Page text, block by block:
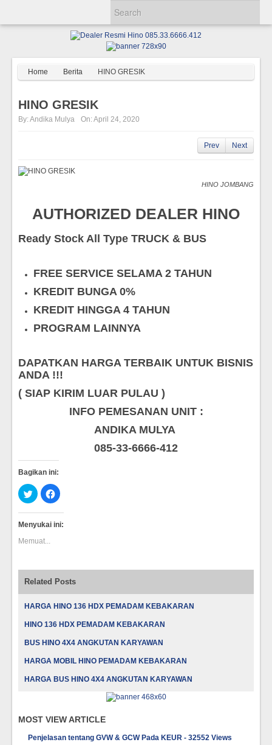
Home Berita HINO GRESIK
HINO GRESIK
By:Andika Mulya On:April 24, 2020
Prev Next
HINO JOMBANG
AUTHORIZED DEALER HINO
Ready Stock All Type TRUCK & BUS
FREE SERVICE SELAMA 2 TAHUN
KREDIT BUNGA 0%
KREDIT HINGGA 4 TAHUN
PROGRAM LAINNYA
DAPATKAN HARGA TERBAIK UNTUK BISNIS
ANDA !!!
( SIAP KIRIM LUAR PULAU )
INFO PEMESANAN UNIT :
ANDIKA MULYA
085-33-6666-412
Bagikan ini:
Klik
untuk
berbagi
pada
Twitter(Membuka
di
yang
Klik
untuk
di
Facebook(Membuka
di
Menyukai ini:
Memuat...
Related Posts
HARGA HINO 136 HDX PEMADAM KEBAKARAN
HINO 136 HDX PEMADAM KEBAKARAN
BUS HINO 4X4 ANGKUTAN KARYAWAN
HARGA MOBIL HINO PEMADAM KEBAKARAN
HARGA BUS HINO 4X4 ANGKUTAN KARYAWAN
MOST VIEW ARTICLE
Penjelasan tentang GVW & GCW Pada KEUR - 32552 Views